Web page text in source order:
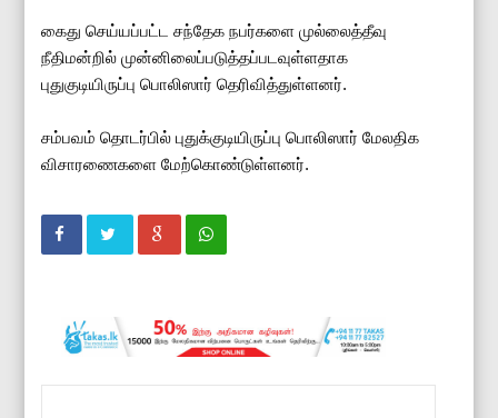
கைது செய்யப்பட்ட சந்தேக நபர்களை முல்லைத்தீவு
நீதிமன்றில் முன்னிலைப்படுத்தப்படவுள்ளதாக
புதுகுடியிருப்பு பொலிஸார் தெரிவித்துள்ளனர்.
சம்பவம் தொடர்பில் புதுக்குடியிருப்பு பொலிஸார் மேலதிக
விசாரணைகளை மேற்கொண்டுள்ளனர்.